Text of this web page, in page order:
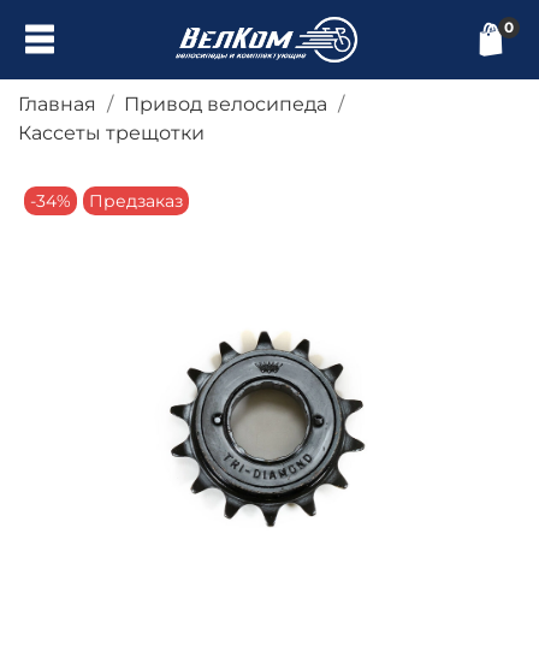
0
Главная
Привод велосипеда
Кассеты трещотки
-34% Предзаказ